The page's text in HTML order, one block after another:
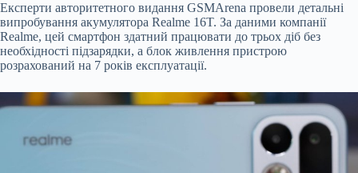
Експерти авторитетного видання GSMArena провели детальні
випробування акумулятора Realme 16T. За даними компанії
Realme, цей смартфон здатний працювати до трьох діб без
необхідності підзарядки, а блок живлення пристрою
розрахований на 7 років експлуатації.